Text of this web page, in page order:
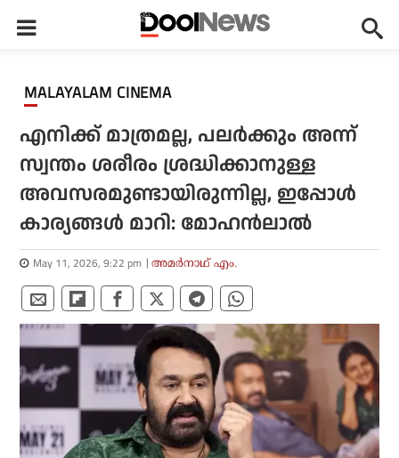
MALAYALAM CINEMA
എനിക്ക് മാത്രമല്ല, പലര്‍ക്കും അന്ന്
സ്വന്തം ശരീരം ശ്രദ്ധിക്കാനുള്ള
അവസരമുണ്ടായിരുന്നില്ല, ഇപ്പോള്‍
കാര്യങ്ങള്‍ മാറി: മോഹന്‍ലാല്‍
May 11, 2026, 9:22 pm അമര്‍നാഥ് എം.